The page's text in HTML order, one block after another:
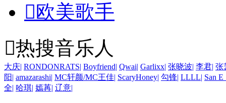
欧美歌手
热搜音乐人
大庆| RONDONRATS| Boyfriend| Qwai| Garlixx| 张晓波| 李君| 张
阳| amazarashi| MC轩颜/MC王佳| ScaryHoney| 勾锋| LLLL| San
全| 哈琪| 嫣苒| 辽意|